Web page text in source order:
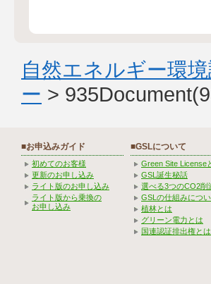
自然エネルギー環
ー >
■お申込みガイド
初めてのお客様
更新のお申し込み
ライト版のお申し込み
ライト版から乗換の
お申し込み
■GSLについて
Green Site License
GSL誕生秘話
選べる3つのCO2削
GSLの仕組みにつ
植林とは
グリーン電力とは
国連認証排出権とは